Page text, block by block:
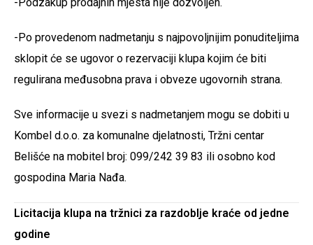
-Po provedenom nadmetanju s najpovoljnijim ponuditeljima
sklopit će se ugovor o rezervaciji klupa kojim će biti
regulirana međusobna prava i obveze ugovornih strana.
Sve informacije u svezi s nadmetanjem mogu se dobiti u
Kombel d.o.o. za komunalne djelatnosti, Tržni centar
Belišće na mobitel broj: 099/242 39 83 ili osobno kod
gospodina Maria Nađa.
Licitacija klupa na tržnici za razdoblje kraće od jedne
godine